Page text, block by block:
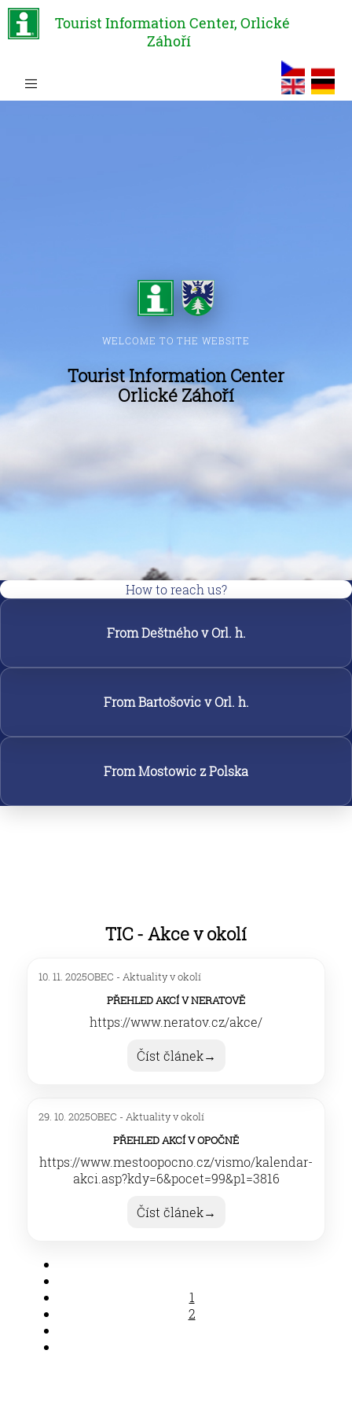
Tourist Information Center, Orlické
Záhoří
WELCOME TO THE WEBSITE
Tourist Information Center
Orlické Záhoří
How to reach us?
From Deštného v Orl. h.
From Bartošovic v Orl. h.
From Mostowic z Polska
TIC - Akce v okolí
10. 11. 2025OBEC - Aktuality v okolí
Přehled akcí v Neratově
https://www.neratov.cz/akce/
Číst článek→
29. 10. 2025OBEC - Aktuality v okolí
Přehled akcí v Opočně
https://www.mestoopocno.cz/vismo/kalendar-
akci.asp?kdy=6&pocet=99&p1=3816
Číst článek→
1
2